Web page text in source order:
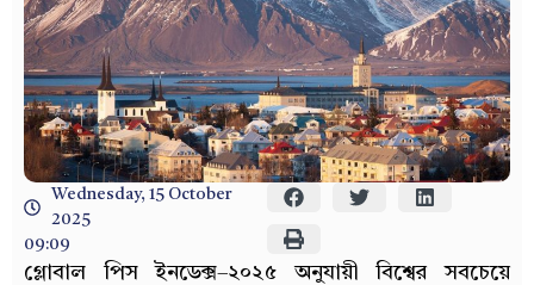
Wednesday, 15 October
2025
09:09
গ্লোবাল পিস ইনডেক্স–২০২৫ অনুযায়ী বিশ্বের সবচেয়ে